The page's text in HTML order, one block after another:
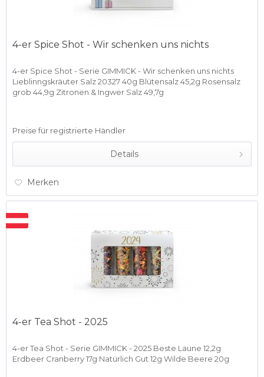
4-er Spice Shot - Wir schenken uns nichts
4-er Spice Shot - Serie GIMMICK - Wir schenken uns nichts
Lieblinngskräuter Salz 20327 40g Blütensalz 45,2g Rosensalz
grob 44,9g Zitronen & Ingwer Salz 49,7g
Preise für registrierte Händler
Details
Merken
4-er Tea Shot - 2025
4-er Tea Shot - Serie GIMMICK - 2025 Beste Laune 12,2g
Erdbeer Cranberry 17g Natürlich Gut 12g Wilde Beere 20g